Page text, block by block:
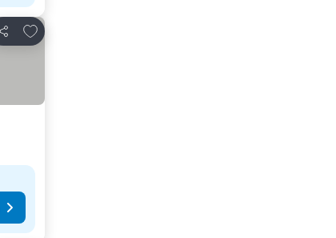
Teilen
Zu Favoriten hinzufügen